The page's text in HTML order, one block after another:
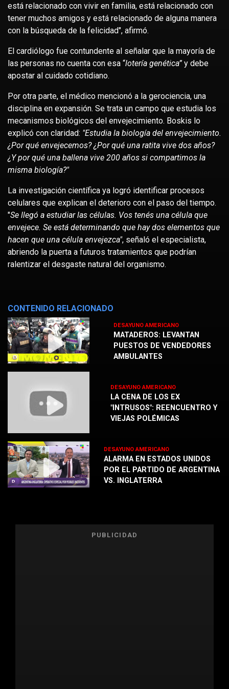
está relacionado con vivir en familia, está relacionado con
tener muchos amigos y está relacionado de alguna manera
con la búsqueda de la felicidad", afirmó.
El cardiólogo fue contundente al señalar que la mayoría de
las personas no cuenta con esa “lotería genética” y debe
apostar al cuidado cotidiano.
Por otra parte, el médico mencionó a la gerociencia, una
disciplina en expansión. Se trata un campo que estudia los
mecanismos biológicos del envejecimiento. Boskis lo
explicó con claridad: "Estudia la biología del envejecimiento.
¿Por qué envejecemos? ¿Por qué una ratita vive dos años?
¿Y por qué una ballena vive 200 años si compartimos la
misma biología?"
La investigación científica ya logró identificar procesos
celulares que explican el deterioro con el paso del tiempo.
"Se llegó a estudiar las células. Vos tenés una célula que
envejece. Se está determinando que hay dos elementos que
hacen que una célula envejezca", señaló el especialista,
abriendo la puerta a futuros tratamientos que podrían
ralentizar el desgaste natural del organismo.
CONTENIDO RELACIONADO
DESAYUNO AMERICANO
MATADEROS: LEVANTAN
PUESTOS DE VENDEDORES
AMBULANTES
DESAYUNO AMERICANO
LA CENA DE LOS EX
"INTRUSOS": REENCUENTRO Y
VIEJAS POLÉMICAS
DESAYUNO AMERICANO
ALARMA EN ESTADOS UNIDOS
POR EL PARTIDO DE ARGENTINA
VS. INGLATERRA
PUBLICIDAD